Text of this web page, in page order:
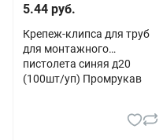
5.44 руб.
Крепеж-клипса для труб
для монтажного
пистолета синяя д20
(100шт/уп) Промрукав